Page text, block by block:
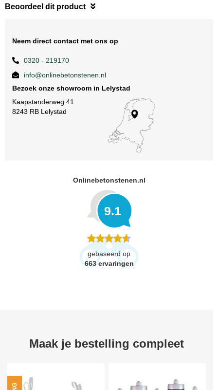
Beoordeel dit product
Neem direct contact met ons op
0320 - 219170
info@onlinebetonstenen.nl
Bezoek onze showroom in Lelystad
Kaapstanderweg 41
8243 RB Lelystad
Onlinebetonstenen.nl
9.1
gebaseerd op
663 ervaringen
Maak je bestelling compleet